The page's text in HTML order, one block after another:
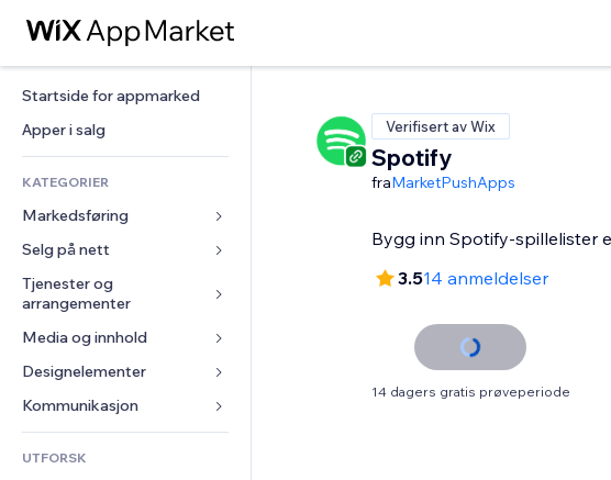
Startside for appmarked
Apper i salg
KATEGORIER
Markedsføring
Annonser
Mobil
Analyser
Sosiale medier
SEO
Engasjement
Nettstedsoppføringer
E-post
Selg på nett
Apper for butikker
Frakt og levering
Selg-knapper
Nettkurs
On-demand-utskrift
Regnskap
Kuponger og fordelsprogram
Tjenester og
arrangementer
Hoteller
Arrangementer
Restauranter
Eiendom
Bookinger
Media og innhold
Galleri
Musikk
Podkaster
Fotografi
Designelementer
Kart og navigasjon
Personvern og sikkerhet
Klokke
Skjemaer
UTFORSK
Verifisert av Wix
Spotify
fraMarketPushApps
Bygg inn Spotify-spillelister
3.514 anmeldelser
14 dagers gratis prøveperiode